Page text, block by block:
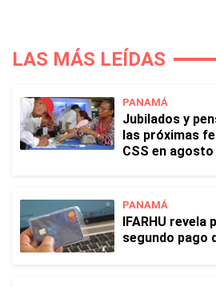
LAS MÁS LEÍDAS
PANAMÁ
Jubilados y
las próximas
CSS en
PANAMÁ
IFARHU
segundo pago